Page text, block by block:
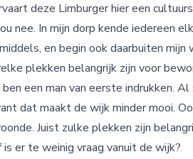
deze Limburger hier een
nee. In mijn dorp kende iedereen
en begin ook daarbuiten
plekken belangrijk zijn voor
ben een man van eerste indrukken.
dat maakt de wijk minder mooi.
Juist zulke plekken zijn
is er te weinig vraag vanuit de wijk?